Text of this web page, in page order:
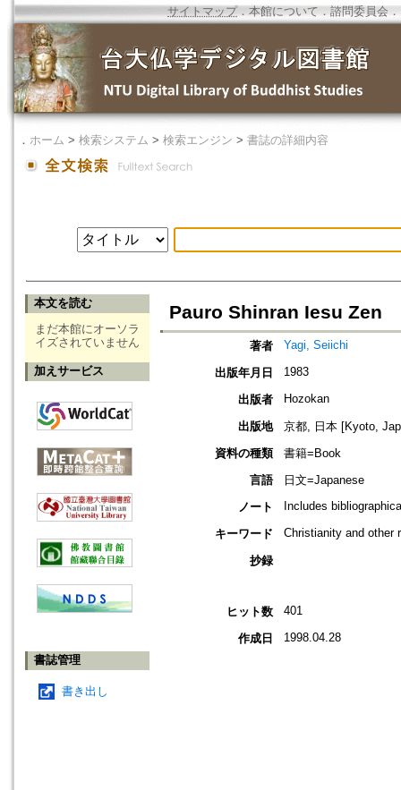
サイトマップ．本館について ． 諮問委員会 ．
． ホーム > 検索システム > 検索エンジン > 書誌の詳細内容
本文を読む
まだ本館にオーソラ
イズされていません
加えサービス
書誌管理
書き出し
Pauro Shinran Iesu Zen
著者 Yagi, Seiichi
出版年月日 1983
出版者 Hozokan
出版地
京都, 日本 [Kyoto,
資料の種類
書籍=Book
言語
日文=Japanese
ノート
Includes
キーワード Christianity and other
抄録
ヒット数 401
作成日 1998.04.28